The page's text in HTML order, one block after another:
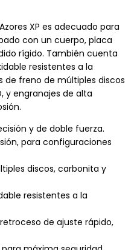
XP es adecuado para
con un cuerpo, placa
rígido. También cuenta
resistentes a la
de freno de múltiples discos
y engranajes de alta
y de doble fuerza.
para configuraciones
discos, carbonita y
resistentes a la
de ajuste rápido,